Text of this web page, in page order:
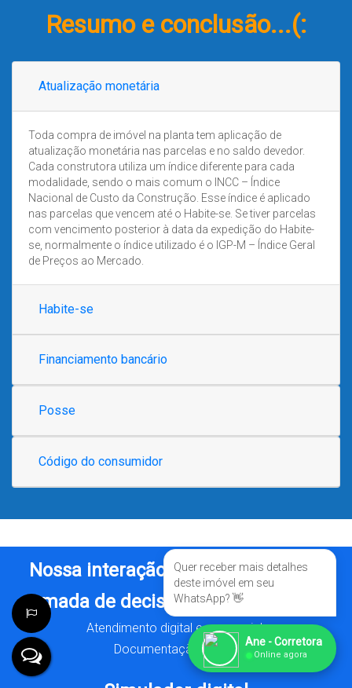
Resumo e conclusão...(:
Atualização monetária
Toda compra de imóvel na planta tem aplicação de
atualização monetária nas parcelas e no saldo devedor.
Cada construtora utiliza um índice diferente para cada
modalidade, sendo o mais comum o INCC – Índice
Nacional de Custo da Construção. Esse índice é aplicado
nas parcelas que vencem até o Habite-se. Se tiver parcelas
com vencimento posterior à data da expedição do Habite-
se, normalmente o índice utilizado é o IGP-M – Índice Geral
de Preços ao Mercado.
Habite-se
Financiamento bancário
Posse
Código do consumidor
Nossa interação é essencial para a
tomada de decisão e concretização.
Atendimento digital e presencial.
Documentação digital.
Quer receber mais detalhes
deste imóvel em seu
WhatsApp? 👋
Ane - Corretora
● Online agora